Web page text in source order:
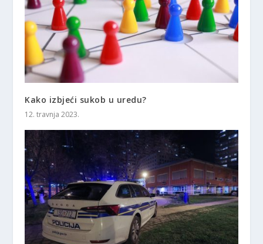
Kako izbjeći sukob u uredu?
12. travnja 2023.